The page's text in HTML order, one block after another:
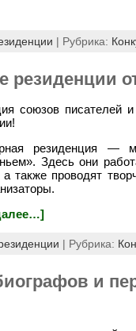
| Рубрика:
резиденции
союзов писателей
резиденция —
Здесь они
также проводят
| Рубрика:
и